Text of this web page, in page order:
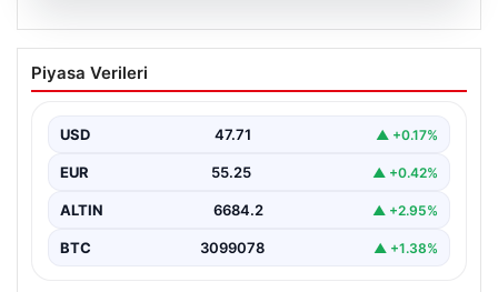
06.08.2026
Çanakkale’de böcek ilaçlaması felakete
dönüştü. Yusuf öldü, annesi yoğun
Piyasa Verileri
USD 47.71 ▲ +0.17%
EUR 55.25 ▲ +0.42%
ALTIN 6684.2 ▲ +2.95%
BTC 3099078 ▲ +1.38%